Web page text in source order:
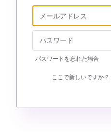
パスワードを忘れた場合
ここで新しいですか？